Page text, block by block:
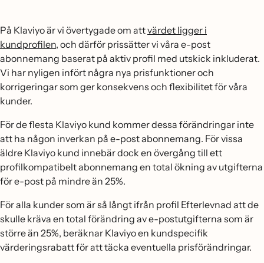
På Klaviyo är vi övertygade om attvärdet ligger i
kundprofilen, och därför prissätter vi våra e-post
abonnemang baserat på aktiv profil med utskick inkluderat.
Vi har nyligen infört några nya prisfunktioner och
korrigeringar som ger konsekvens och flexibilitet för våra
kunder.
För de flesta Klaviyo kund kommer dessa förändringar inte
att ha någon inverkan på e-post abonnemang. För vissa
äldre Klaviyo kund innebär dock en övergång till ett
profilkompatibelt abonnemang en total ökning av utgifterna
för e-post på mindre än 25%.
För alla kunder som är så långt ifrån profil Efterlevnad att de
skulle kräva en total förändring av e-postutgifterna som är
större än 25%, beräknar Klaviyo en kundspecifik
värderingsrabatt för att täcka eventuella prisförändringar.